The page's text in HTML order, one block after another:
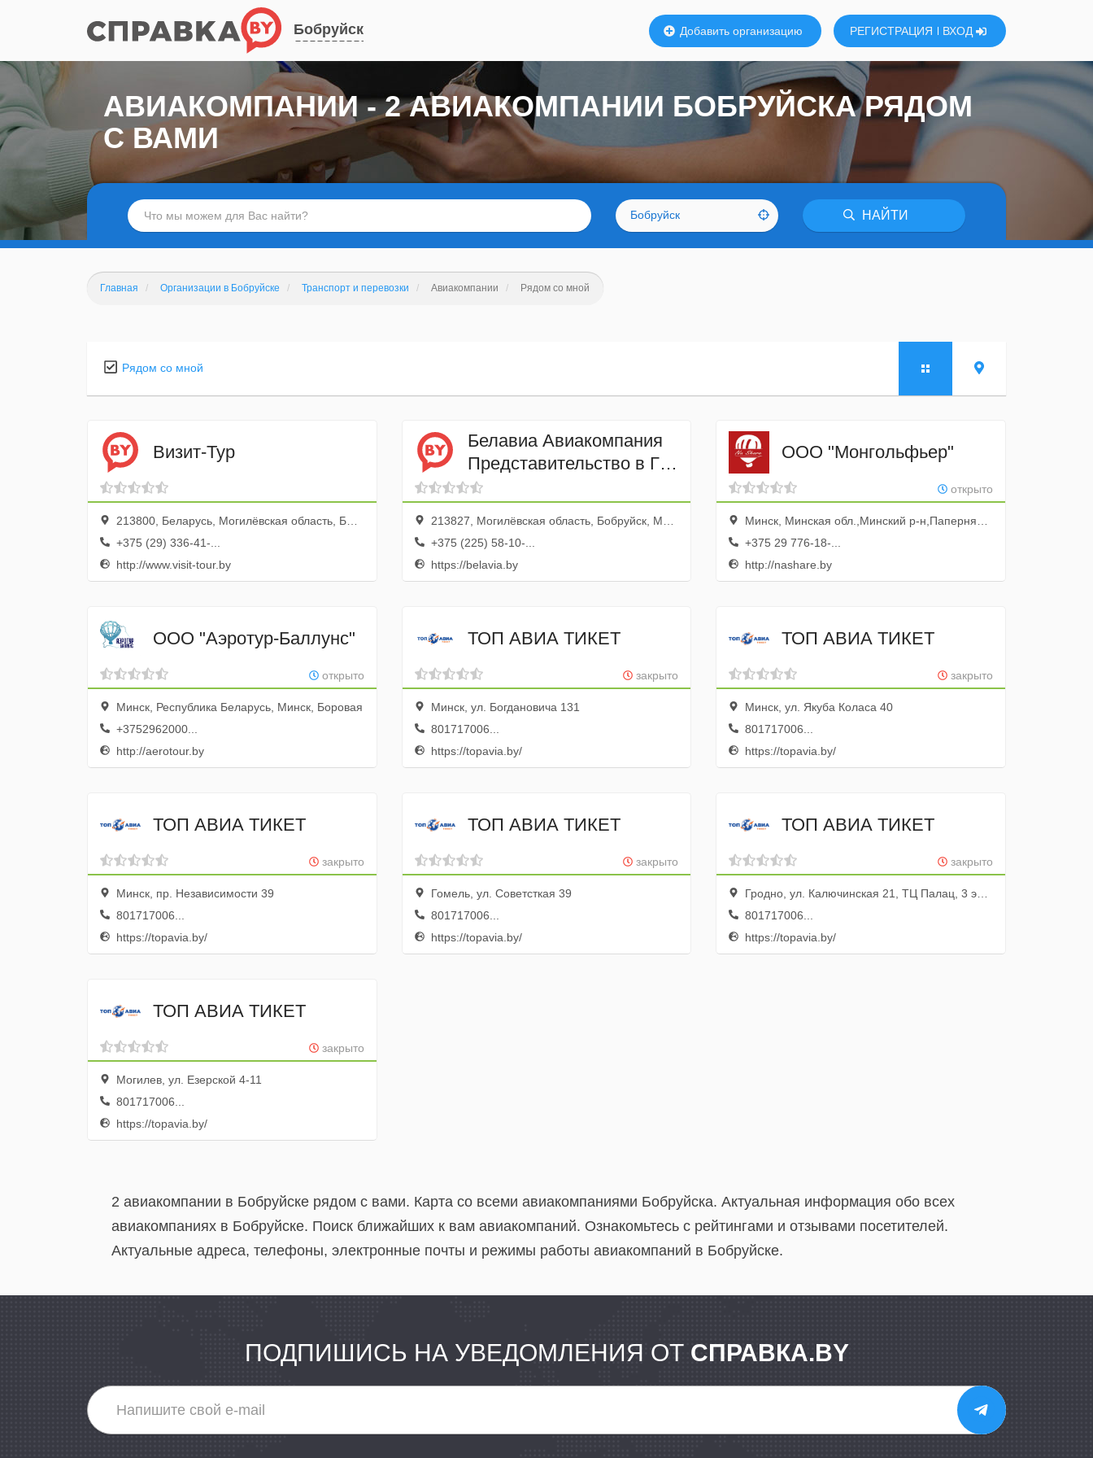
Бобруйск Добавить организацию РЕГИСТРАЦИЯ ВХОД
Бобруйск НАЙТИ
АВИАКОМПАНИИ - 2 АВИАКОМПАНИИ БОБРУЙСКА РЯДОМ
С ВАМИ
Главная Организации в Бобруйске Транспорт и перевозки Авиакомпании Рядом со мной
Рядом со мной
Визит-Тур
213800, Беларусь, Могилёвская область, Бобруйск, улица Пушкина, 151
+375 (29) 336-41-...
http://www.visit-tour.by
Белавиа Авиакомпания
Представительство в Г
Бобруйск
213827, Могилёвская область, Бобруйск, Минская улица, 20
+375 (225) 58-10-...
https://belavia.by
ООО "Монгольфьер"
открыто
Минск, Минская обл.,Минский р-н,Папернянский с/с, д.45, корп.1, каб. 122
+375 29 776-18-...
http://nashare.by
ООО "Аэротур-Баллунс"
открыто
Минск, Республика Беларусь, Минск, Боровая
+3752962000...
http://aerotour.by
ТОП АВИА ТИКЕТ
закрыто
Минск, ул. Богдановича 131
801717006...
https://topavia.by/
ТОП АВИА ТИКЕТ
закрыто
Минск, ул. Якуба Коласа 40
801717006...
https://topavia.by/
ТОП АВИА ТИКЕТ
закрыто
Минск, пр. Независимости 39
801717006...
https://topavia.by/
ТОП АВИА ТИКЕТ
закрыто
Гомель, ул. Советсткая 39
801717006...
https://topavia.by/
ТОП АВИА ТИКЕТ
закрыто
Гродно, ул. Калючинская 21, ТЦ Палац, 3 этаж, пом. 310
801717006...
https://topavia.by/
ТОП АВИА ТИКЕТ
закрыто
Могилев, ул. Езерской 4-11
801717006...
https://topavia.by/
2 авиакомпании в Бобруйске рядом с вами. Карта со всеми авиакомпаниями Бобруйска. Актуальная информация обо всех
авиакомпаниях в Бобруйске. Поиск ближайших к вам авиакомпаний. Ознакомьтесь с рейтингами и отзывами посетителей.
Актуальные адреса, телефоны, электронные почты и режимы работы авиакомпаний в Бобруйске.
ПОДПИШИСЬ НА УВЕДОМЛЕНИЯ ОТ СПРАВКА.BY